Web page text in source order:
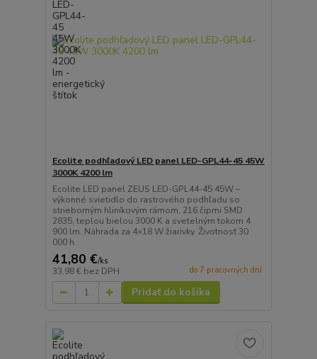
Ecolite podhľadový LED panel LED-GPL44-45 45W
3000K 4200 lm
Ecolite LED panel ZEUS LED-GPL44-45 45W –
výkonné svietidlo do rastrového podhľadu so
strieborným hliníkovým rámom, 216 čipmi SMD
2835, teplou bielou 3000 K a svetelným tokom 4
900 lm. Náhrada za 4×18 W žiarivky. Životnosť 30
000 h.
41,80 €/ks
33,98 € bez DPH do 7 pracovných dní
Pridať do košíka